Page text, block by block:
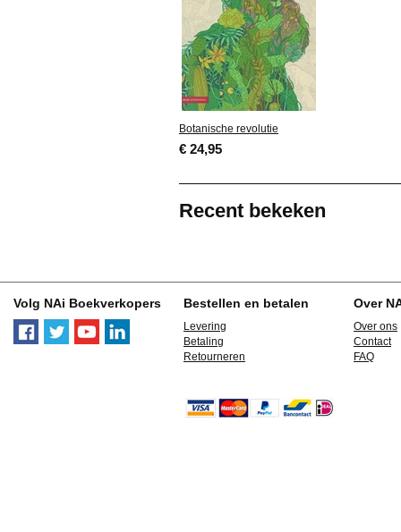
Botanische revolutie
€ 24,95
Recent bekeken
Volg NAi Boekverkopers Bestellen en betalen
Levering
Betaling
Retourneren
Over
Over ons
Contact
FAQ